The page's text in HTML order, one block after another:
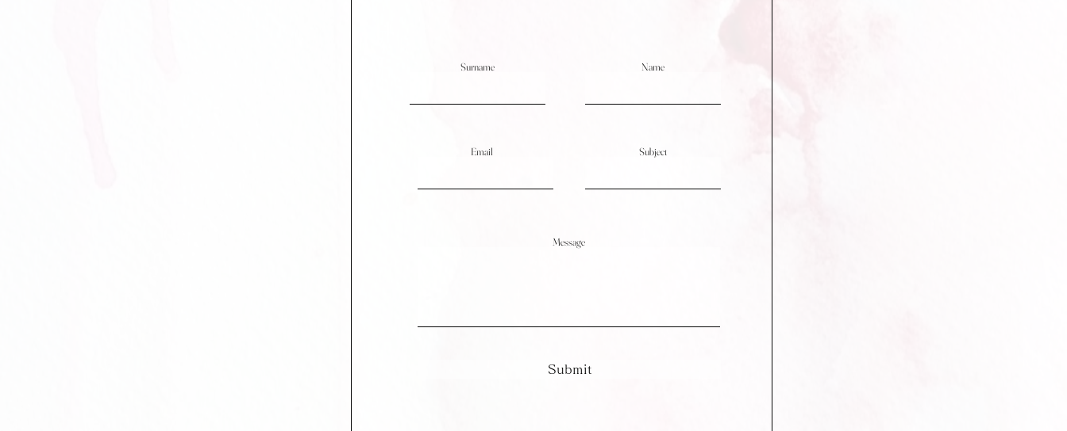
Surname Name
Email Subject
Message
Submit